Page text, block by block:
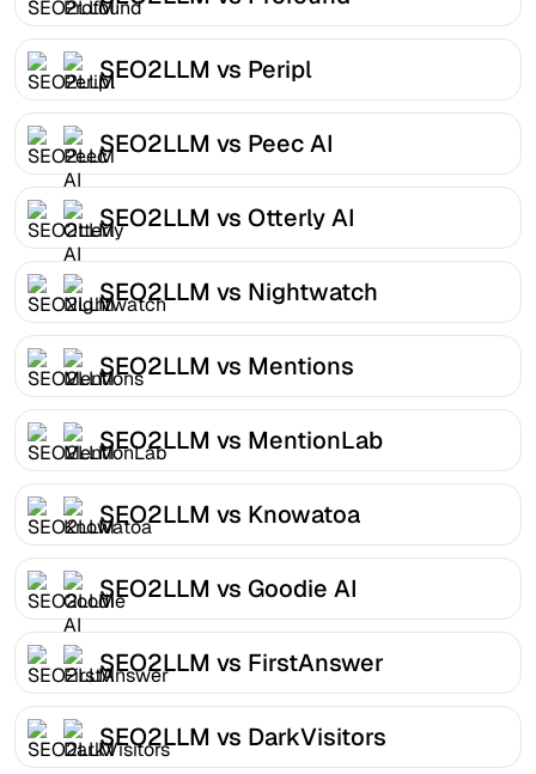
SEO2LLM vs Peripl
SEO2LLM vs Peec AI
SEO2LLM vs Otterly AI
SEO2LLM vs Nightwatch
SEO2LLM vs Mentions
SEO2LLM vs MentionLab
SEO2LLM vs Knowatoa
SEO2LLM vs Goodie AI
SEO2LLM vs FirstAnswer
SEO2LLM vs DarkVisitors